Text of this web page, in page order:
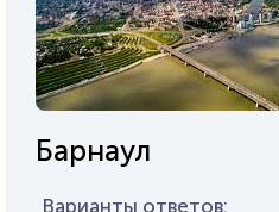
Барнаул
Варианты ответов: